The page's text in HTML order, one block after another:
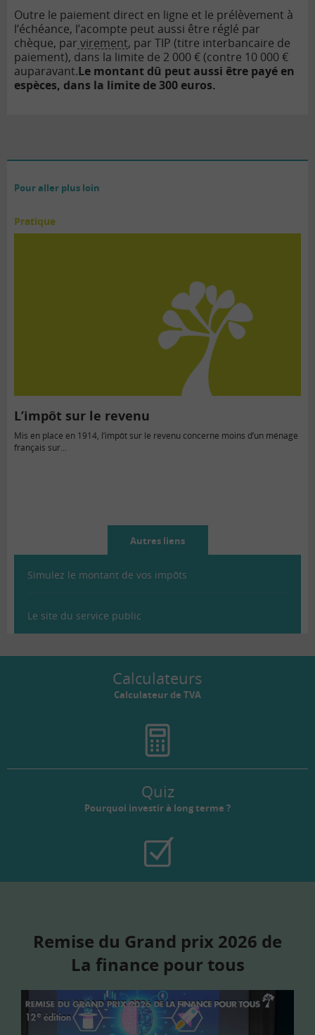
Outre le paiement direct en ligne et le prélèvement à
l’échéance, l’acompte peut aussi être réglé par
chèque, par virement, par TIP (titre interbancaire de
paiement), dans la limite de 2 000 € (contre 10 000 €
auparavant.Le montant dû peut aussi être payé en
espèces, dans la limite de 300 euros.
Pour aller plus loin
Pratique
L’impôt sur le revenu
Mis en place en 1914, l’impôt sur le revenu concerne moins d’un ménage
français sur...
Autres liens
Simulez le montant de vos impôts
Le site du service public
Calculateurs
Calculateur de TVA
Quiz
Pourquoi investir à long terme ?
Remise du Grand prix 2026 de
La finance pour tous